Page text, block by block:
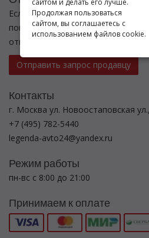
Если Вы не нашли нужные
помощь в подборе,
отправьте нам запрос - мы Вам
Отправить запрос продавцу
Контакты
г. Москва ул. Новоостаповская
+7 (495) 782-5440
legenda-avto24@yandex.ru
Режим работы
пн-вс с 8:00 до 21:00
Принимаем к оплате
сайтом и делать его лучше.
Продолжая пользоваться
сайтом, вы соглашаетесь с
использованием файлов cookie.